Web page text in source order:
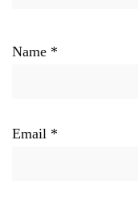
Name *
Email *